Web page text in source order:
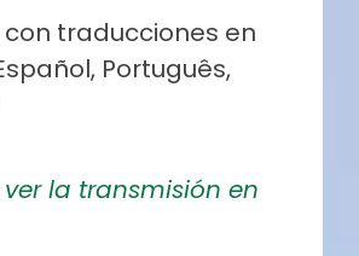
con traducciones en
Português,
ver la transmisión en